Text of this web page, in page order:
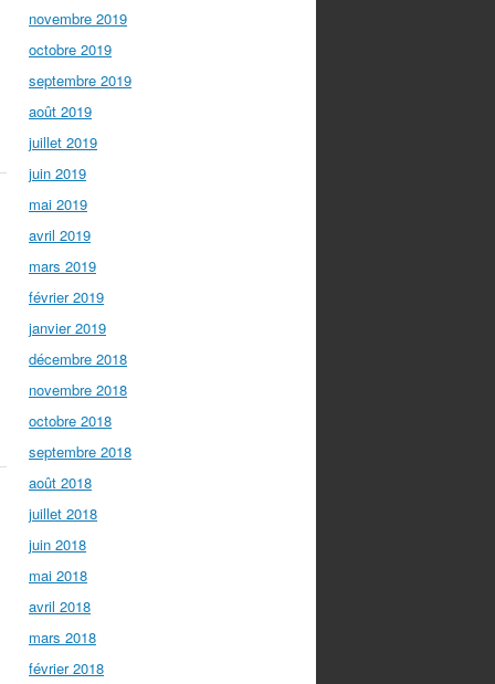
novembre 2019
octobre 2019
septembre 2019
août 2019
juillet 2019
juin 2019
mai 2019
avril 2019
mars 2019
février 2019
janvier 2019
décembre 2018
novembre 2018
octobre 2018
septembre 2018
août 2018
juillet 2018
juin 2018
mai 2018
avril 2018
mars 2018
février 2018